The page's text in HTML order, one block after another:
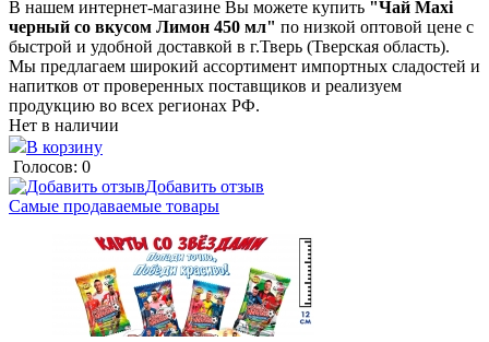
В нашем интернет-магазине Вы можете купить "Чай Maxi
черный со вкусом Лимон 450 мл" по низкой оптовой цене с
быстрой и удобной доставкой в г.Тверь (Тверская область).
Мы предлагаем широкий ассортимент импортных сладостей и
напитков от проверенных поставщиков и реализуем
продукцию во всех регионах РФ.
Нет в наличии
В корзину
Голосов: 0
Добавить отзыв
Самые продаваемые товары